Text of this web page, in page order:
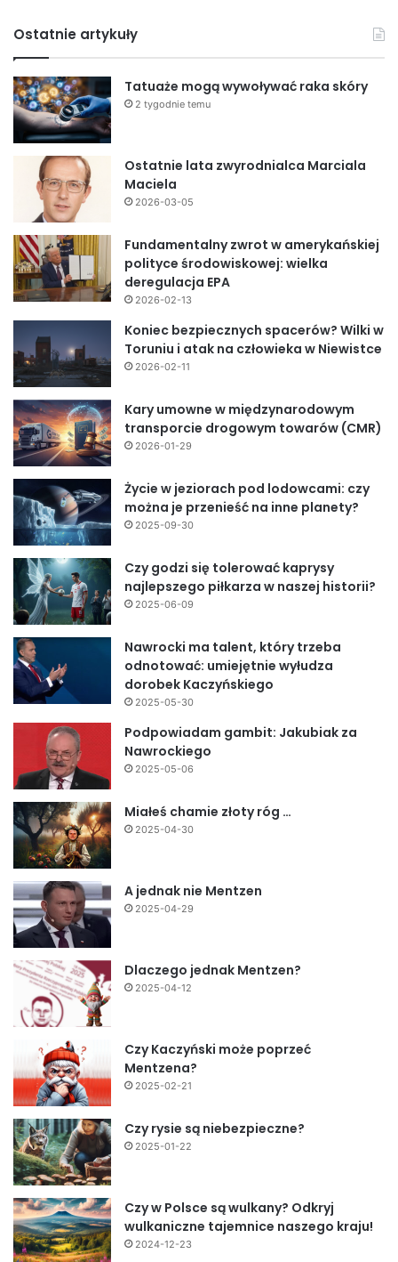
Ostatnie artykuły
Tatuaże mogą wywoływać raka skóry
2 tygodnie temu
Ostatnie lata zwyrodnialca Marciala
Maciela
2026-03-05
Fundamentalny zwrot w amerykańskiej
polityce środowiskowej: wielka
deregulacja EPA
2026-02-13
Koniec bezpiecznych spacerów? Wilki w
Toruniu i atak na człowieka w Niewistce
2026-02-11
Kary umowne w międzynarodowym
transporcie drogowym towarów (CMR)
2026-01-29
Życie w jeziorach pod lodowcami: czy
można je przenieść na inne planety?
2025-09-30
Czy godzi się tolerować kaprysy
najlepszego piłkarza w naszej historii?
2025-06-09
Nawrocki ma talent, który trzeba
odnotować: umiejętnie wyłudza
dorobek Kaczyńskiego
2025-05-30
Podpowiadam gambit: Jakubiak za
Nawrockiego
2025-05-06
Miałeś chamie złoty róg …
2025-04-30
A jednak nie Mentzen
2025-04-29
Dlaczego jednak Mentzen?
2025-04-12
Czy Kaczyński może poprzeć
Mentzena?
2025-02-21
Czy rysie są niebezpieczne?
2025-01-22
Czy w Polsce są wulkany? Odkryj
wulkaniczne tajemnice naszego kraju!
2024-12-23